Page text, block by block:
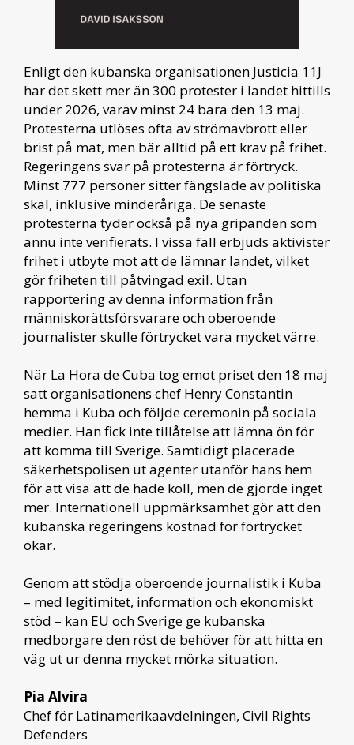
Enligt den kubanska organisationen Justicia 11J
har det skett mer än 300 protester i landet hittills
under 2026, varav minst 24 bara den 13 maj.
Protesterna utlöses ofta av strömavbrott eller
brist på mat, men bär alltid på ett krav på frihet.
Regeringens svar på protesterna är förtryck.
Minst 777 personer sitter fängslade av politiska
skäl, inklusive minderåriga. De senaste
protesterna tyder också på nya gripanden som
ännu inte verifierats. I vissa fall erbjuds aktivister
frihet i utbyte mot att de lämnar landet, vilket
gör friheten till påtvingad exil. Utan
rapportering av denna information från
människorättsförsvarare och oberoende
journalister skulle förtrycket vara mycket värre.
När La Hora de Cuba tog emot priset den 18 maj
satt organisationens chef Henry Constantin
hemma i Kuba och följde ceremonin på sociala
medier. Han fick inte tillåtelse att lämna ön för
att komma till Sverige. Samtidigt placerade
säkerhetspolisen ut agenter utanför hans hem
för att visa att de hade koll, men de gjorde inget
mer. Internationell uppmärksamhet gör att den
kubanska regeringens kostnad för förtrycket
ökar.
Genom att stödja oberoende journalistik i Kuba
– med legitimitet, information och ekonomiskt
stöd – kan EU och Sverige ge kubanska
medborgare den röst de behöver för att hitta en
väg ut ur denna mycket mörka situation.
Pia Alvira
Chef för Latinamerikaavdelningen, Civil Rights
Defenders